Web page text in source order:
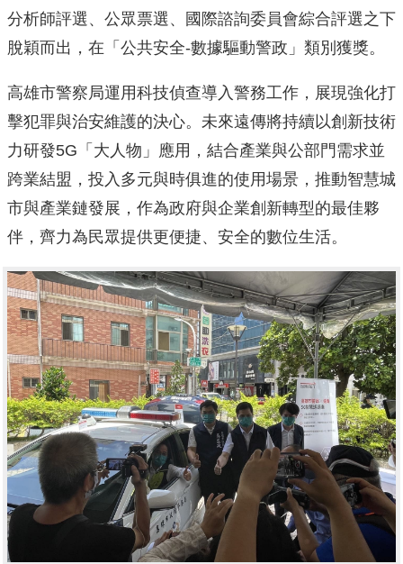
分析師評選、公眾票選、國際諮詢委員會綜合評選之下
脫穎而出，在「公共安全-數據驅動警政」類別獲獎。
高雄市警察局運用科技偵查導入警務工作，展現強化打
擊犯罪與治安維護的決心。未來遠傳將持續以創新技術
力研發5G「大人物」應用，結合產業與公部門需求並
跨業結盟，投入多元與時俱進的使用場景，推動智慧城
市與產業鏈發展，作為政府與企業創新轉型的最佳夥
伴，齊力為民眾提供更便捷、安全的數位生活。